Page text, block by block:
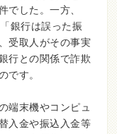
でした。一方、
銀行は誤った振
受取人がその事実
行との関係で詐欺
です。
端末機やコンピュ
入金や振込入金等